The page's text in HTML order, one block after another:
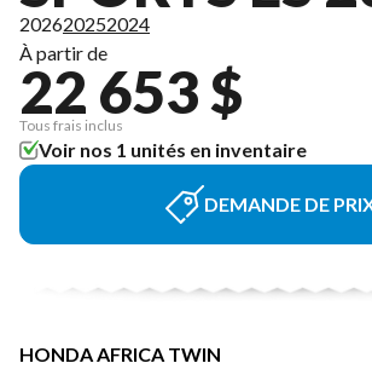
202620252024
À partir de
22 653 $
Tous frais inclus
Voir nos 1 unités en inventaire
DEMANDE DE
HONDA AFRICA TWIN